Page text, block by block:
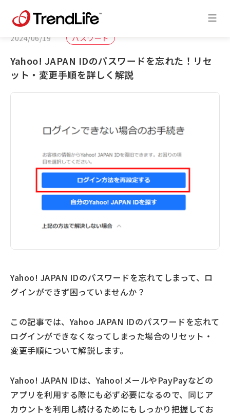
2024/06/19 パスワード
Yahoo! JAPAN IDのパスワードを忘れた！リセ
ット・変更手順を詳しく解説
Yahoo! JAPAN IDのパスワードを忘れてしまって、ロ
グインができず困っていませんか？
この記事では、Yahoo JAPAN IDのパスワードを忘れて
ログインができなくなってしまった場合のリセット・
変更手順について解説します。
Yahoo! JAPAN IDは、Yahoo!メールやPayPayなどの
アプリを利用する際にも必ず必要になるので、同じア
カウントを利用し続けるためにもしっかり把握してお